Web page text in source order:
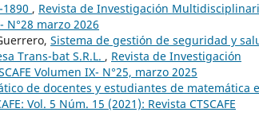
, Revista de Investigación
N°28 marzo 2026
Sistema de gestión de seguridad y
Trans-bat S.R.L. , Revista de Investigación
Volumen IX- N°25, marzo 2025
de docentes y estudiantes de matemática e
Vol. 5 Núm. 15 (2021): Revista CTSCAFE